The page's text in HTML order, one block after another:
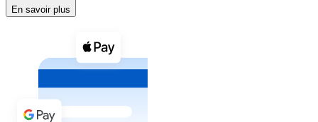
Voir toutes
Coupons crypto
Achetez des cryptomonnaies en espèces et d'autres
Acheter avec espèces
Virement SEPA
En savoir plus